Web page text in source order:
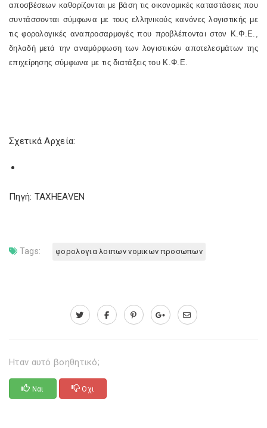
αποσβέσεων καθορίζονται με βάση τις οικονομικές καταστάσεις που
συντάσσονται σύμφωνα με τους ελληνικούς κανόνες λογιστικής με
τις φορολογικές αναπροσαρμογές που προβλέπονται στον Κ.Φ.Ε.,
δηλαδή μετά την αναμόρφωση των λογιστικών αποτελεσμάτων της
επιχείρησης σύμφωνα με τις διατάξεις του Κ.Φ.Ε.
Σχετικά Αρχεία:
Πηγή: TAXHEAVEN
Tags: φορολογια λοιπων νομικων προσωπων
Ηταν αυτό βοηθητικό;
Ναι Οχι